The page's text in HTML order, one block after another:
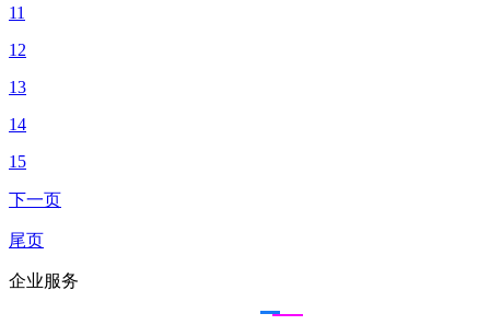
11
12
13
14
15
下一页
尾页
企业服务